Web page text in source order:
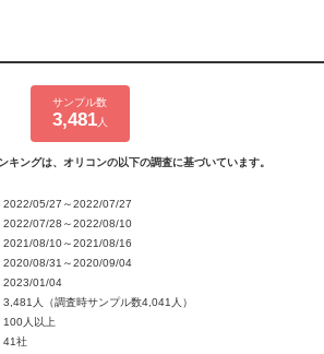
サンプル数
3,481人
キングは、オリコンの以下の調査に基づいています。
2022/05/27～2022/07/27
2022/07/28～2022/08/10
2021/08/10～2021/08/16
2020/08/31～2020/09/04
2023/01/04
3,481人（調査時サンプル数4,041人）
100人以上
41社